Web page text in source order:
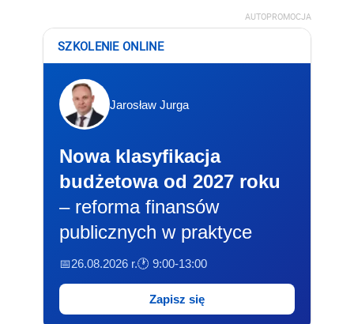
AUTOPROMOCJA
SZKOLENIE ONLINE
Jarosław Jurga
Nowa klasyfikacja
budżetowa od 2027 roku
– reforma finansów
publicznych w praktyce
📅26.08.2026 r.🕐 9:00-13:00
Zapisz się